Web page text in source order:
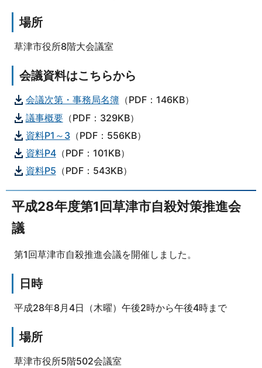
場所
草津市役所8階大会議室
会議資料はこちらから
会議次第・事務局名簿（PDF：146KB）
議事概要（PDF：329KB）
資料P1～3（PDF：556KB）
資料P4（PDF：101KB）
資料P5 （PDF：543KB）
平成28年度第1回草津市自殺対策推進会
議
第1回草津市自殺推進会議を開催しました。
日時
平成28年8月4日（木曜）午後2時から午後4時まで
場所
草津市役所5階502会議室